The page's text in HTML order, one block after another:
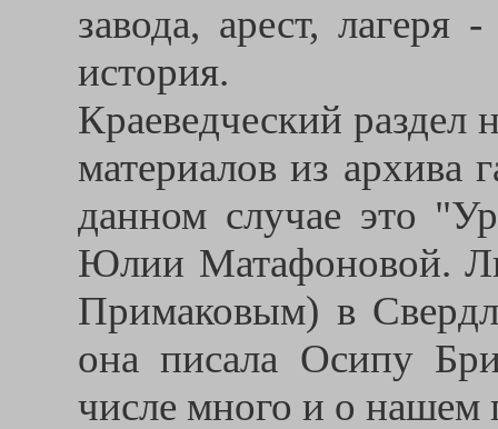
завода, арест,
история.
Краеведческий
материалов из архива
данном случае это
Юлии Матафоновой.
Примаковым) в
она писала Осипу
числе много и о нашем